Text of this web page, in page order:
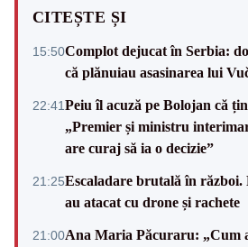
CITEȘTE ȘI
15:50Complot dejucat în Serbia:
că plănuiau asasinarea lui
22:41Peiu îl acuză pe Bolojan că
„Premier și ministru
are curaj să ia o decizie”
21:25Escaladare brutală în război.
au atacat cu drone și rachete
21:00Ana Maria Păcuraru: „Cum